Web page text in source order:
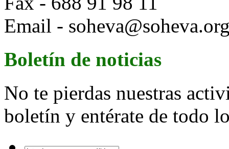
Email -
Boletín de noticias
No te pierdas nuestras
boletín y entérate de todo